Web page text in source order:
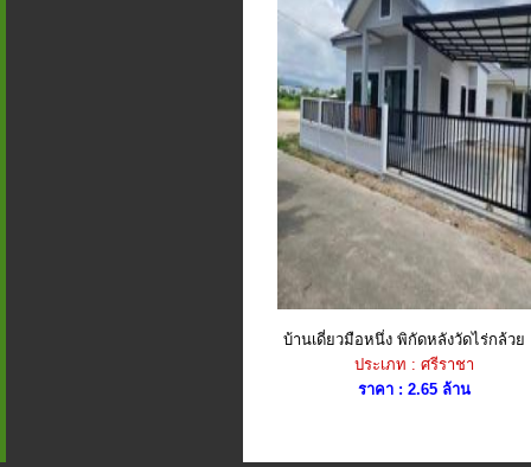
บ้านเดี่ยวมือหนึ่ง พิกัดหลังวัดไร่กล้วย
ประเภท : ศรีราชา
ราคา : 2.65 ล้าน